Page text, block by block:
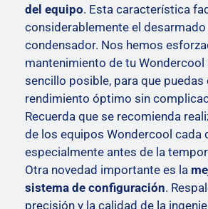
del equipo. Esta característica
considerablemente el desarmado
condensador. Nos hemos
mantenimiento de tu Wondercool
sencillo posible, para que
rendimiento óptimo sin
Recuerda que se recomienda
de los equipos Wondercool cada
especialmente antes de la
Otra novedad importante es la
sistema de configuración.
precisión y la calidad de la